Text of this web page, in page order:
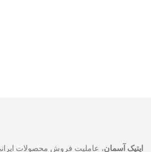
اپتیک آسمان، عاملیت فروش محصولات